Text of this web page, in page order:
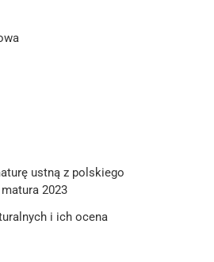
ustną z polskiego
2023
i ich ocena